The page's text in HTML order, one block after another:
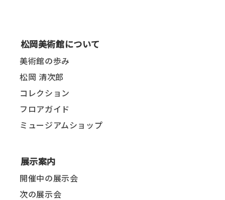
松岡美術館について
美術館の歩み
松岡 清次郎
コレクション
フロアガイド
ミュージアムショップ
展示案内
開催中の展示会
次の展示会